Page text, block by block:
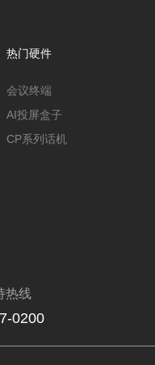
热门硬件
会议终端
AI投屏盒子
CP系列话机
热线
0200